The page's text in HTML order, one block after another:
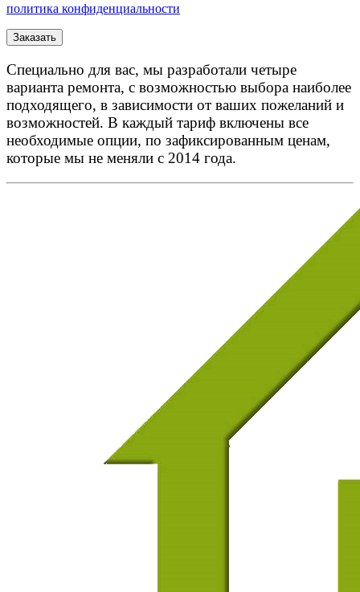
политика конфиденциальности
Специально для вас, мы разработали четыре
варианта ремонта, с возможностью выбора наиболее
подходящего, в зависимости от ваших пожеланий и
возможностей. В каждый тариф включены все
необходимые опции, по зафиксированным ценам,
которые мы не меняли с 2014 года.